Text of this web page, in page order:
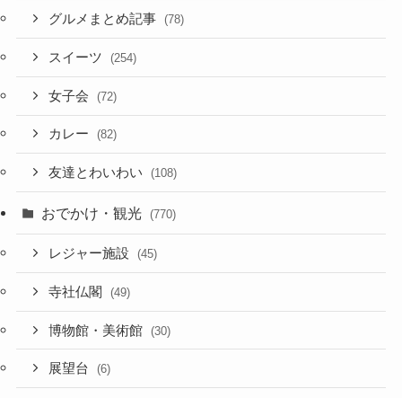
グルメまとめ記事 (78)
スイーツ (254)
女子会 (72)
カレー (82)
友達とわいわい (108)
おでかけ・観光 (770)
レジャー施設 (45)
寺社仏閣 (49)
博物館・美術館 (30)
展望台 (6)